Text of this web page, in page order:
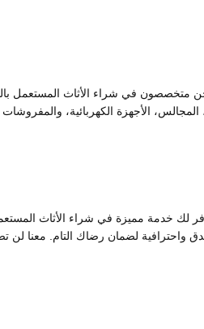
متخصصون في شراء الأثاث المستعمل
المجالس، الأجهزة الكهربائية،
لك خدمة مميزة في شراء الأثاث
واحترافية لضمان رضاك التام. معنا